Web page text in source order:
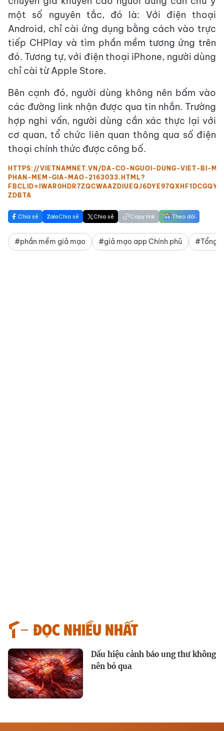
một số nguyên tắc, đó là: Với điện thoại
Android, chỉ cài ứng dụng bằng cách vào trực
tiếp CHPlay và tìm phần mềm tương ứng trên
đó. Tương tự, với điện thoại iPhone, người dùng
chỉ cài từ Apple Store.
Bên cạnh đó, người dùng không nên bấm vào
các đường link nhận được qua tin nhắn. Trường
hợp nghi vấn, người dùng cần xác thực lại với
cơ quan, tổ chức liên quan thông qua số điện
thoại chính thức được công bố.
HTTPS://VIETNAMNET.VN/DA-CO-NGUOI-DUNG-VIET-BI-
PHAN-MEM-GIA-MAO-2163033.HTML?
ZDBTA
Chia sẻ Chia sẻ Chia sẻ Copy link Theo dõi
#phần mềm giả mạo #giả mạo app Chính phủ #Tổng
Đọc nhiều nhất
Dấu hiệu cảnh báo ung thư không
nên bỏ qua